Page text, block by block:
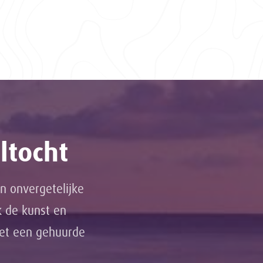
onvergetelijke
de kunst en
een gehuurde